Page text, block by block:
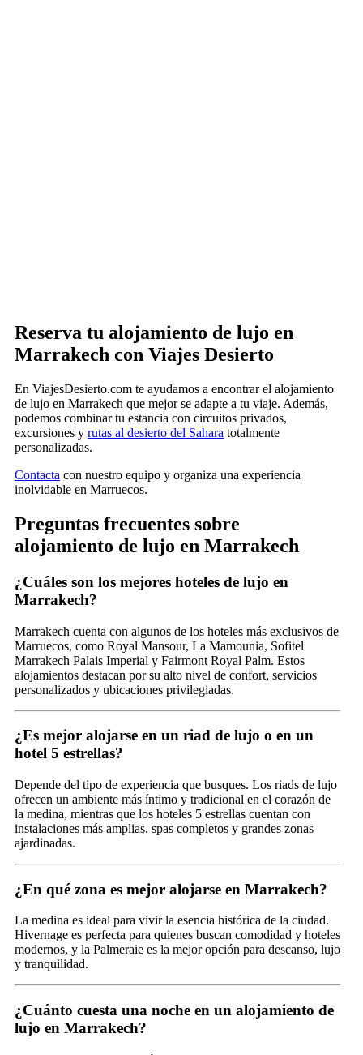
Reserva tu alojamiento de lujo en
Marrakech con Viajes Desierto
En ViajesDesierto.com te ayudamos a encontrar el alojamiento
de lujo en Marrakech que mejor se adapte a tu viaje. Además,
podemos combinar tu estancia con circuitos privados,
excursiones y rutas al desierto del Sahara totalmente
personalizadas.
Contacta con nuestro equipo y organiza una experiencia
inolvidable en Marruecos.
Preguntas frecuentes sobre
alojamiento de lujo en Marrakech
¿Cuáles son los mejores hoteles de lujo en
Marrakech?
Marrakech cuenta con algunos de los hoteles más exclusivos de
Marruecos, como Royal Mansour, La Mamounia, Sofitel
Marrakech Palais Imperial y Fairmont Royal Palm. Estos
alojamientos destacan por su alto nivel de confort, servicios
personalizados y ubicaciones privilegiadas.
¿Es mejor alojarse en un riad de lujo o en un
hotel 5 estrellas?
Depende del tipo de experiencia que busques. Los riads de lujo
ofrecen un ambiente más íntimo y tradicional en el corazón de
la medina, mientras que los hoteles 5 estrellas cuentan con
instalaciones más amplias, spas completos y grandes zonas
ajardinadas.
¿En qué zona es mejor alojarse en Marrakech?
La medina es ideal para vivir la esencia histórica de la ciudad.
Hivernage es perfecta para quienes buscan comodidad y hoteles
modernos, y la Palmeraie es la mejor opción para descanso, lujo
y tranquilidad.
¿Cuánto cuesta una noche en un alojamiento de
lujo en Marrakech?